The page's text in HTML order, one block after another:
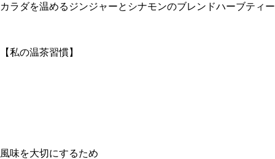
カラダを温めるジンジャーとシナモンのブレンドハーブティ
【私の温茶習慣】
風味を大切にするため